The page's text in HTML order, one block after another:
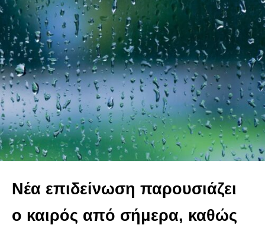
Νέα επιδείνωση παρουσιάζει
ο καιρός από σήμερα, καθώς